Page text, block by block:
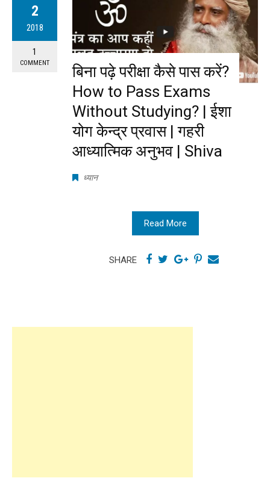
2
2018
1
COMMENT
बिना पढ़े परीक्षा कैसे पास करें?
How to Pass Exams
Without Studying? | ईशा
योग केन्द्र प्रवास | गहरी
आध्यात्मिक अनुभव | Shiva
ध्यान
Read More
SHARE